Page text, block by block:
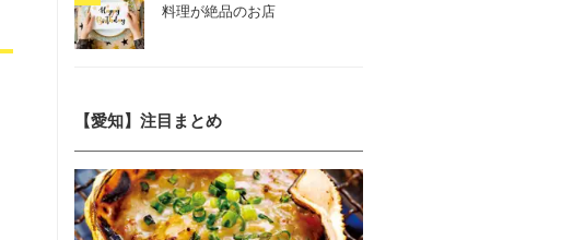
料理が絶品のお店
【愛知】注目まとめ